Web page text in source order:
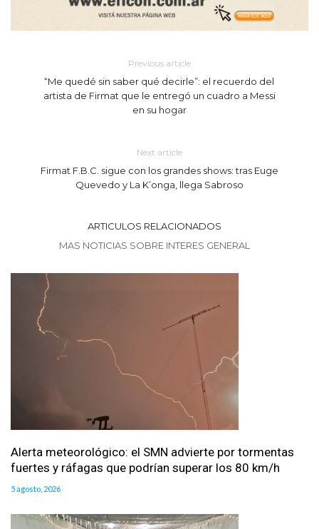
Previous article
“Me quedé sin saber qué decirle”: el recuerdo del
artista de Firmat que le entregó un cuadro a Messi
en su hogar
Next article
Firmat F.B.C. sigue con los grandes shows: tras Euge
Quevedo y La K’onga, llega Sabroso
ARTICULOS RELACIONADOS
MAS NOTICIAS SOBRE INTERES GENERAL
Alerta meteorológico: el SMN advierte por tormentas
fuertes y ráfagas que podrían superar los 80 km/h
5 agosto, 2026